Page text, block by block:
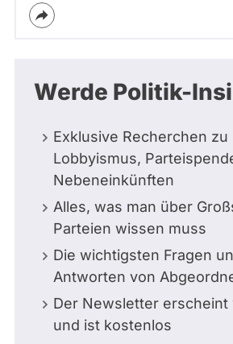
Werde Politik-
Exklusive Recherchen zu
Lobbyismus,
Nebeneinkünften
Alles, was man über
Parteien wissen muss
Die wichtigsten Fragen
Antworten von
Der Newsletter erscheint
und ist kostenlos